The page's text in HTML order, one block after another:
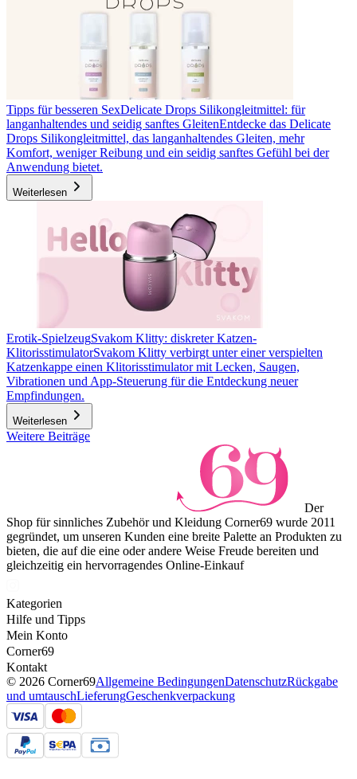
Tipps für besseren SexDelicate Drops Silikongleitmittel: für
langanhaltendes und seidig sanftes GleitenEntdecke das Delicate
Drops Silikongleitmittel, das langanhaltendes Gleiten, mehr
Komfort, weniger Reibung und ein seidig sanftes Gefühl bei der
Anwendung bietet.
Weiterlesen
Erotik-SpielzeugSvakom Klitty: diskreter Katzen-
KlitorisstimulatorSvakom Klitty verbirgt unter einer verspielten
Katzenkappe einen Klitorisstimulator mit Lecken, Saugen,
Vibrationen und App-Steuerung für die Entdeckung neuer
Empfindungen.
Weiterlesen
Weitere Beiträge
Der
Shop für sinnliches Zubehör und Kleidung Corner69 wurde 2011
gegründet, um unseren Kunden eine breite Palette an Produkten zu
bieten, die auf die eine oder andere Weise Freude bereiten und
gleichzeitig ein hervorragendes Online-Einkauf
Kategorien
Hilfe und Tipps
Mein Konto
Corner69
Kontakt
© 2026 Corner69Allgemeine BedingungenDatenschutzRückgabe
und umtauschLieferungGeschenkverpackung